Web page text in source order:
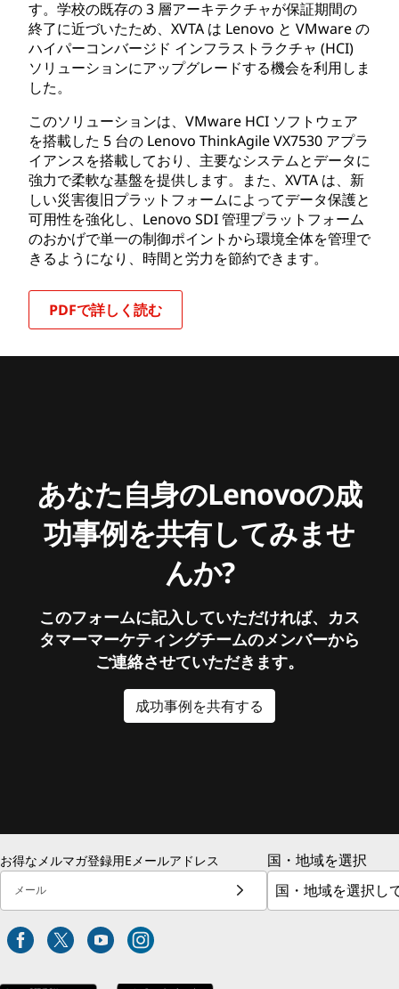
す。学校の既存の 3 層アーキテクチャが保証期間の
終了に近づいたため、XVTA は Lenovo と VMware の
ハイパーコンバージド インフラストラクチャ (HCI)
ソリューションにアップグレードする機会を利用しま
した。
このソリューションは、VMware HCI ソフトウェア
を搭載した 5 台の Lenovo ThinkAgile VX7530 アプラ
イアンスを搭載しており、主要なシステムとデータに
強力で柔軟な基盤を提供します。また、XVTA は、新
しい災害復旧プラットフォームによってデータ保護と
可用性を強化し、Lenovo SDI 管理プラットフォーム
のおかげで単一の制御ポイントから環境全体を管理で
きるようになり、時間と労力を節約できます。
PDFで詳しく読む
あなた自身のLenovoの成
功事例を共有してみませ
んか?
このフォームに記入していただければ、カス
タマーマーケティングチームのメンバーから
ご連絡させていただきます。
成功事例を共有する
お得なメルマガ登録用Eメールアドレス
メール
国・地域を選択